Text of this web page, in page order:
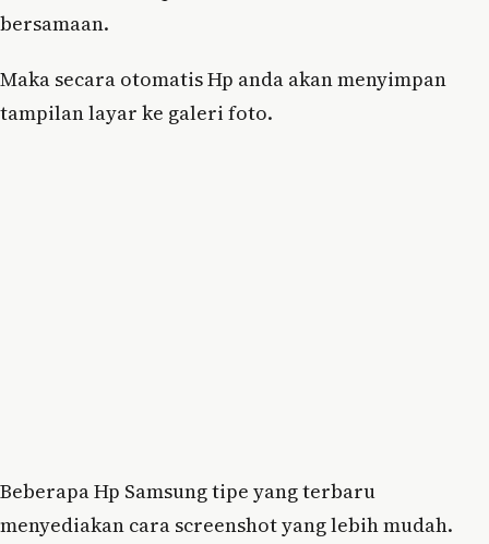
bersamaan.
Maka secara otomatis Hp anda akan menyimpan
tampilan layar ke galeri foto.
Beberapa Hp Samsung tipe yang terbaru
menyediakan cara screenshot yang lebih mudah.